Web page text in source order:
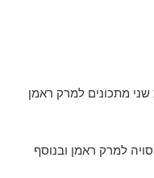
מתכונים למרק ראמן
למרק ראמן ובנוסף